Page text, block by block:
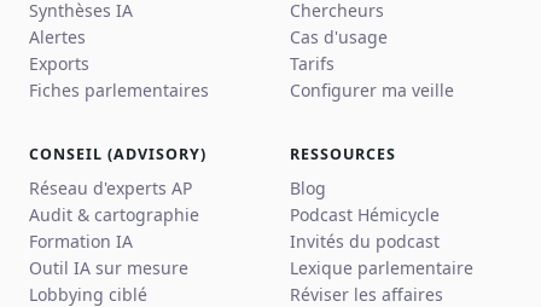
Synthèses IA
Alertes
Exports
Fiches parlementaires
Chercheurs
Cas d'usage
Tarifs
Configurer ma veille
CONSEIL (ADVISORY)
Réseau d'experts AP
Audit & cartographie
Formation IA
Outil IA sur mesure
Lobbying ciblé
RESSOURCES
Blog
Podcast Hémicycle
Invités du podcast
Lexique parlementaire
Réviser les affaires